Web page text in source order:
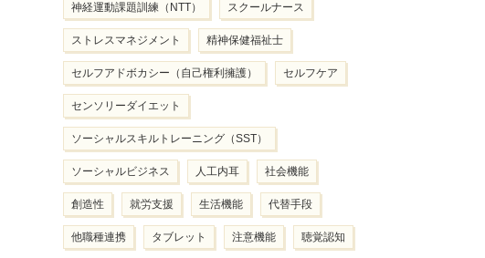
神経運動課題訓練（NTT） スクールナース
ストレスマネジメント 精神保健福祉士
セルフアドボカシー（自己権利擁護） セルフケア
センソリーダイエット
ソーシャルスキルトレーニング（SST）
ソーシャルビジネス 人工内耳 社会機能
創造性 就労支援 生活機能 代替手段
他職種連携 タブレット 注意機能 聴覚認知